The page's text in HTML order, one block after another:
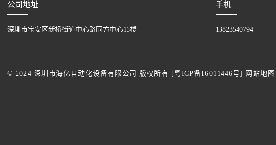
公司地址
深圳市宝安区新桥街道中心路同方中心13楼
手机
13823540794
© 2024 深圳市海亿自动化设备有限公司 版权所有 [粤ICP备16011446号] 网站地图